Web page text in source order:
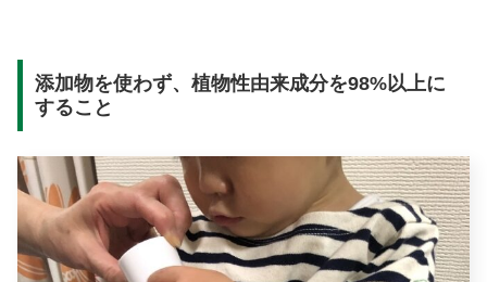
添加物を使わず、植物性由来成分を98%以上に
すること